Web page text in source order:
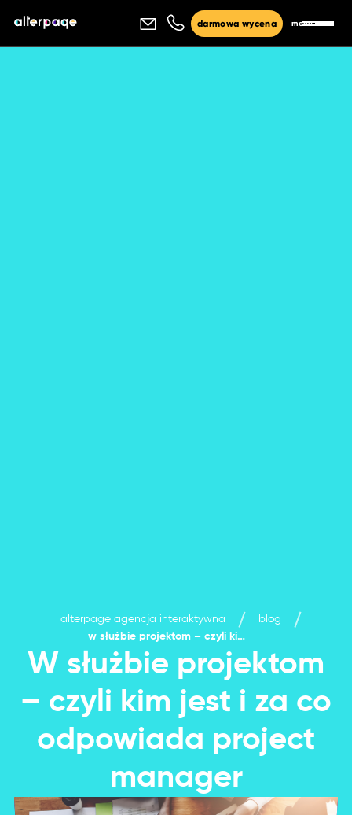
darmowa wycena menu
alterpage agencja interaktywna
blog
w służbie projektom – czyli kim jest i za co odpowiada project manager
W służbie projektom
– czyli kim jest i za co
odpowiada project
manager